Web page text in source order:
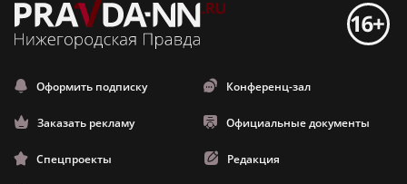
Оформить подписку Конференц-зал
Заказать рекламу Официальные документы
Спецпроекты Редакция